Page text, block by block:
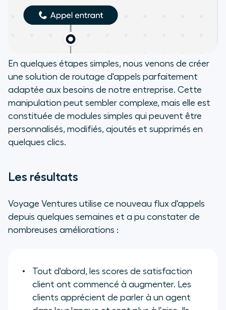
En quelques étapes simples, nous venons de créer
une solution de routage d'appels parfaitement
adaptée aux besoins de notre entreprise. Cette
manipulation peut sembler complexe, mais elle est
constituée de modules simples qui peuvent être
personnalisés, modifiés, ajoutés et supprimés en
quelques clics.
Les résultats
Voyage Ventures utilise ce nouveau flux d'appels
depuis quelques semaines et a pu constater de
nombreuses améliorations :
Tout d'abord, les scores de satisfaction
client ont commencé à augmenter. Les
clients apprécient de parler à un agent